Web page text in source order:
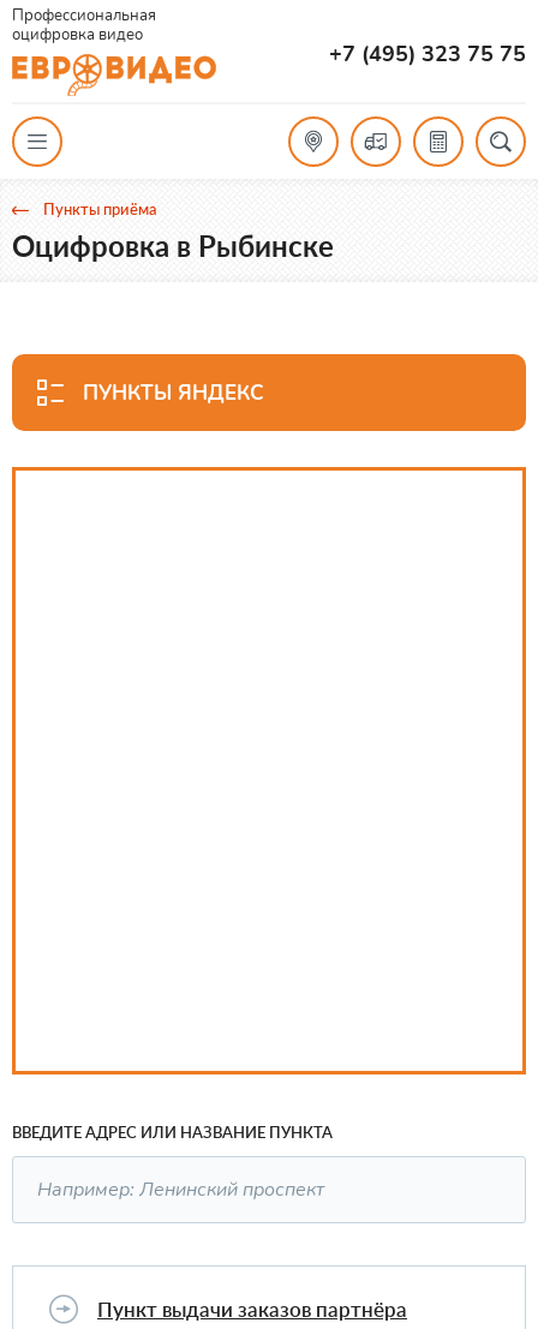
Профессиональная
оцифровка видео
+7 (495) 323 75 75
Пункты приёма
Оцифровка в Рыбинске
ПУНКТЫ ЯНДЕКС
ВВЕДИТЕ АДРЕС ИЛИ НАЗВАНИЕ ПУНКТА
Пункт выдачи заказов партнёра